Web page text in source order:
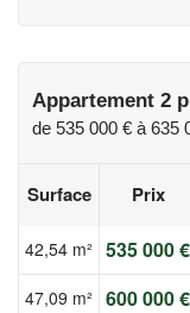
Appartement 2
de 535 000 € à 635
Surface Prix
42,54 m² 535 000 €
47,09 m² 600 000 €